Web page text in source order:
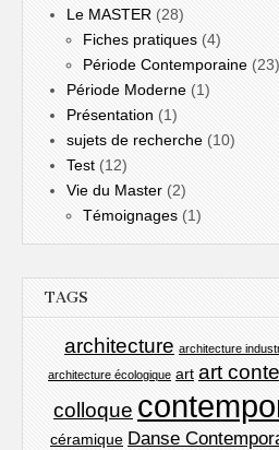
Le MASTER (28)
Fiches pratiques (4)
Période Contemporaine (23)
Période Moderne (1)
Présentation (1)
sujets de recherche (10)
Test (12)
Vie du Master (2)
Témoignages (1)
TAGS
architecture architecture
architecture écologique art art
colloque
céramique Danse